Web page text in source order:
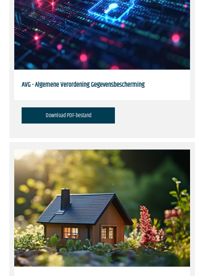
AVG - Algemene Verordening Gegevensbescherming
Download PDF-bestand